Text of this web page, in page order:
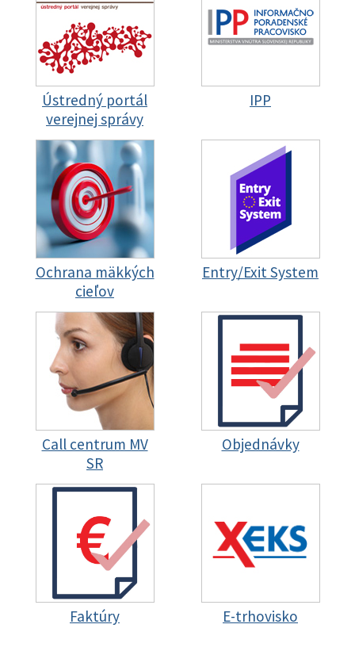
Ústredný portál
verejnej správy
IPP
Ochrana mäkkých
cieľov
Entry/Exit System
Call centrum MV
SR
Objednávky
Faktúry E-trhovisko